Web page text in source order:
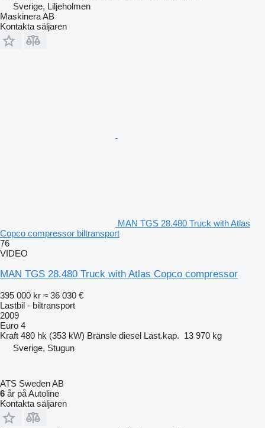
Sverige, Liljeholmen
Maskinera AB
Kontakta säljaren
MAN TGS 28.480 Truck with Atlas
Copco compressor biltransport
76
VIDEO
MAN TGS 28.480 Truck with Atlas Copco compressor
395 000 kr ≈ 36 030 €
Lastbil - biltransport
2009
Euro 4
Kraft 480 hk (353 kW) Bränsle diesel Last.kap. 13 970 kg
Sverige, Stugun
ATS Sweden AB
6 år på Autoline
Kontakta säljaren